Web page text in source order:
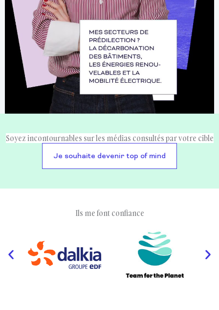
Soyez incontournables sur les médias consultés par votre cible
Je souhaite devenir top of mind
Ils me font confiance